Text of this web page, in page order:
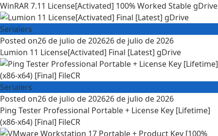
WinRAR 7.11 License[Activated] 100% Worked Stable gDrive
Serialers
Posted on26 de julio de 202626 de julio de 2026
Lumion 11 License[Activated] Final [Latest] gDrive
Serialers
Posted on26 de julio de 202626 de julio de 2026
Ping Tester Professional Portable + License Key [Lifetime]
(x86-x64) [Final] FileCR